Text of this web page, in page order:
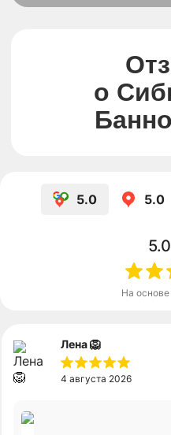
5.0 5.0
5.0
На основе
Лена 🦁
4 августа 2026